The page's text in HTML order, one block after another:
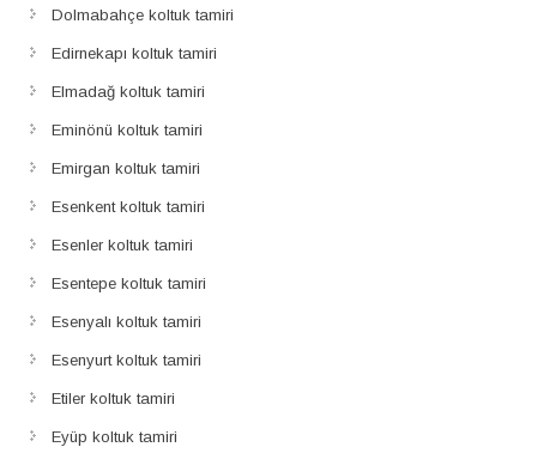
Dolmabahçe koltuk tamiri
Edirnekapı koltuk tamiri
Elmadağ koltuk tamiri
Eminönü koltuk tamiri
Emirgan koltuk tamiri
Esenkent koltuk tamiri
Esenler koltuk tamiri
Esentepe koltuk tamiri
Esenyalı koltuk tamiri
Esenyurt koltuk tamiri
Etiler koltuk tamiri
Eyüp koltuk tamiri